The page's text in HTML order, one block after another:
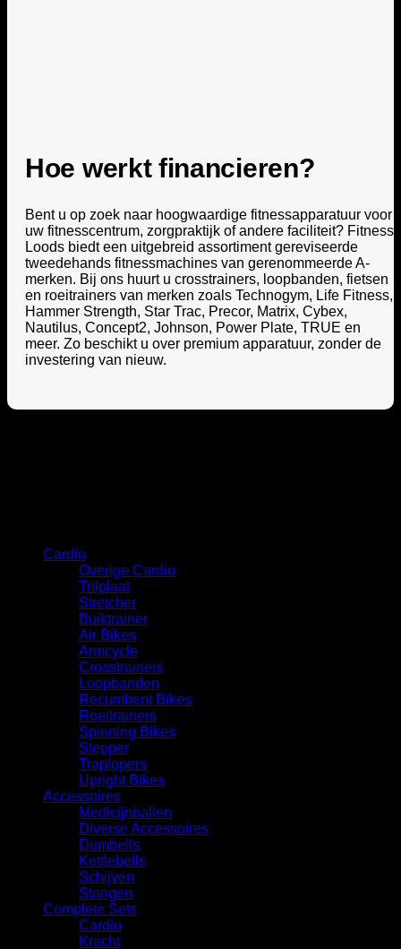
Hoe werkt financieren?
Bent u op zoek naar hoogwaardige fitnessapparatuur voor
uw fitnesscentrum, zorgpraktijk of andere faciliteit? Fitness
Loods biedt een uitgebreid assortiment gereviseerde
tweedehands fitnessmachines van gerenommeerde A-
merken. Bij ons huurt u crosstrainers, loopbanden, fietsen
en roeitrainers van merken zoals Technogym, Life Fitness,
Hammer Strength, Star Trac, Precor, Matrix, Cybex,
Nautilus, Concept2, Johnson, Power Plate, TRUE en
meer. Zo beschikt u over premium apparatuur, zonder de
investering van nieuw.
Cardio
Overige Cardio
Trilplaat
Stretcher
Buiktrainer
Air Bikes
Armcycle
Crosstrainers
Loopbanden
Recumbent Bikes
Roeitrainers
Spinning Bikes
Stepper
Traplopers
Upright Bikes
Accessoires
Medicijnballen
Diverse Accessoires
⁠Dumbells
Kettlebells
⁠Schijven
Stangen
Complete Sets
Cardio
⁠Kracht